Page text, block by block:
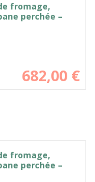
fromage,
perchée –
682,00 €
fromage,
perchée –